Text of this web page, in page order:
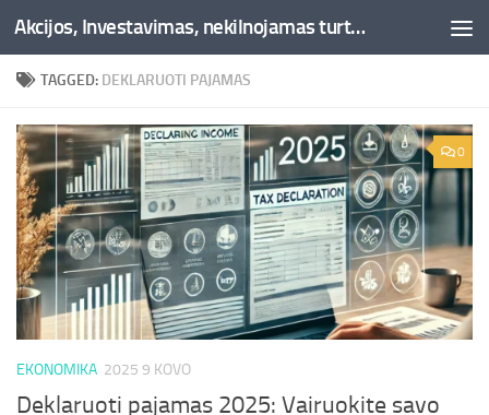
Skip to content Akcijos, Investavimas, nekilnojamas turtas, kriptovaliutos - Besociai.lt
TAGGED: DEKLARUOTI PAJAMAS
0
EKONOMIKA 2025 9 KOVO
Deklaruoti pajamas 2025: Vairuokite savo